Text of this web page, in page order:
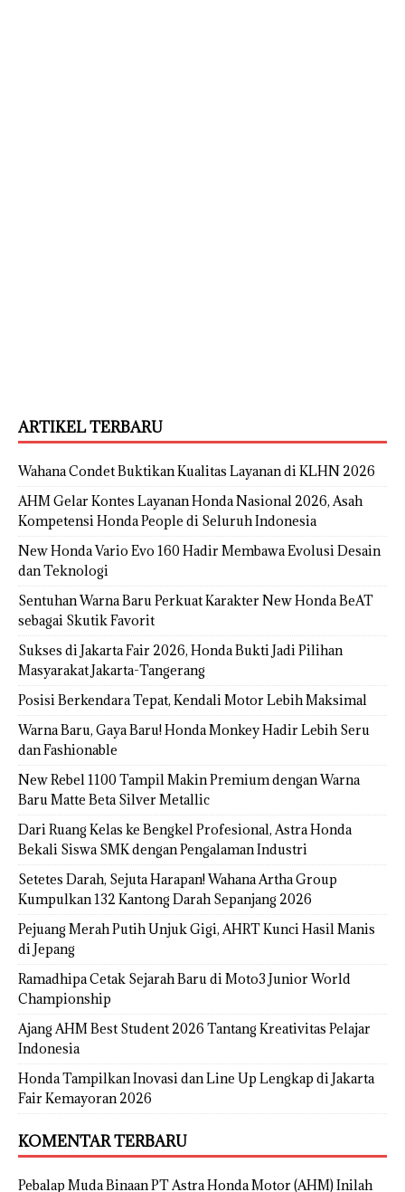
ARTIKEL TERBARU
Wahana Condet Buktikan Kualitas Layanan di KLHN 2026
AHM Gelar Kontes Layanan Honda Nasional 2026, Asah
Kompetensi Honda People di Seluruh Indonesia
New Honda Vario Evo 160 Hadir Membawa Evolusi Desain
dan Teknologi
Sentuhan Warna Baru Perkuat Karakter New Honda BeAT
sebagai Skutik Favorit
Sukses di Jakarta Fair 2026, Honda Bukti Jadi Pilihan
Masyarakat Jakarta-Tangerang
Posisi Berkendara Tepat, Kendali Motor Lebih Maksimal
Warna Baru, Gaya Baru! Honda Monkey Hadir Lebih Seru
dan Fashionable
New Rebel 1100 Tampil Makin Premium dengan Warna
Baru Matte Beta Silver Metallic
Dari Ruang Kelas ke Bengkel Profesional, Astra Honda
Bekali Siswa SMK dengan Pengalaman Industri
Setetes Darah, Sejuta Harapan! Wahana Artha Group
Kumpulkan 132 Kantong Darah Sepanjang 2026
Pejuang Merah Putih Unjuk Gigi, AHRT Kunci Hasil Manis
di Jepang
Ramadhipa Cetak Sejarah Baru di Moto3 Junior World
Championship
Ajang AHM Best Student 2026 Tantang Kreativitas Pelajar
Indonesia
Honda Tampilkan Inovasi dan Line Up Lengkap di Jakarta
Fair Kemayoran 2026
KOMENTAR TERBARU
Pebalap Muda Binaan PT Astra Honda Motor (AHM) Inilah